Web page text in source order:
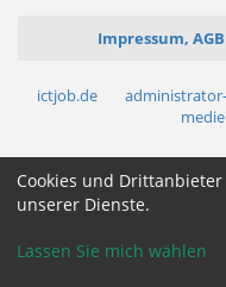
Impressum,
ictjob.de
Cookie
Cookies und
unserer Dienste.
Lassen Sie mich wählen